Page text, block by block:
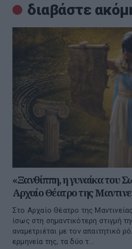
διαβάστε
«Ξανθίππη, η γυναίκα του
Αρχαίο Θέατρο της
Στο Αρχαίο Θέατρο της
ίσως στη σημαντικότερη στιγμή
αναμετριέται με τον απαιτητικό
ερμηνεία της, τα δύο τ...